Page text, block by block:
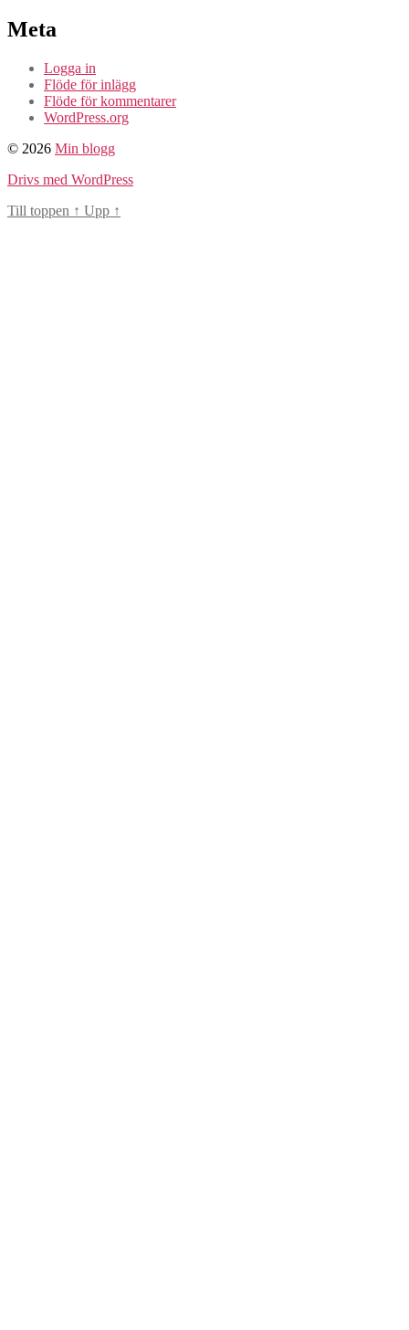
Meta
Logga in
Flöde för inlägg
Flöde för kommentarer
WordPress.org
© 2026 Min blogg
Drivs med WordPress
Till toppen ↑ Upp ↑